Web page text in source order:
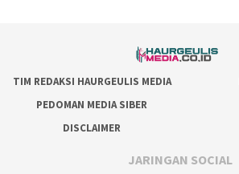
TIM REDAKSI HAURGEULIS MEDIA
PEDOMAN MEDIA SIBER
DISCLAIMER
JARINGAN SOCIAL